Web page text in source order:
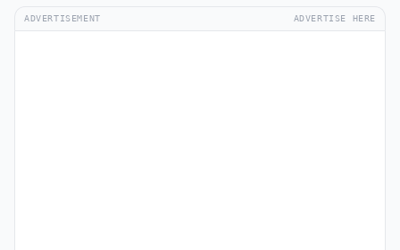
ADVERTISEMENT ADVERTISE HERE